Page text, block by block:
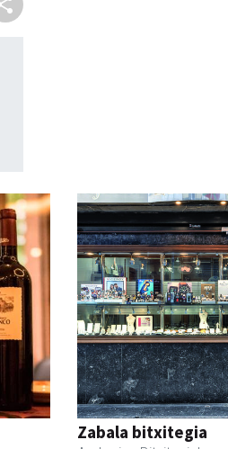
Zabala bitxitegia